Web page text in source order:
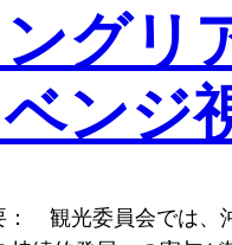
ングリ
ンジ
： 観光委員会では、